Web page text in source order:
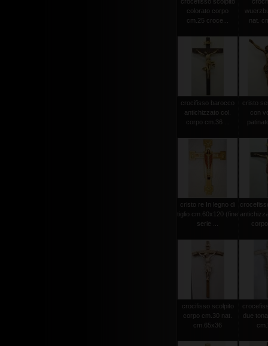
colorato corpo
cm.25 croce...
nat.
crocifisso barocco
antichizzato col.
corpo cm.36 ...
cristo
con
cristo re In legno di
tiglio cm.60x120 (fine
serie ...
crocifisso scolpito
corpo cm.30 nat.
cm.65x36
due